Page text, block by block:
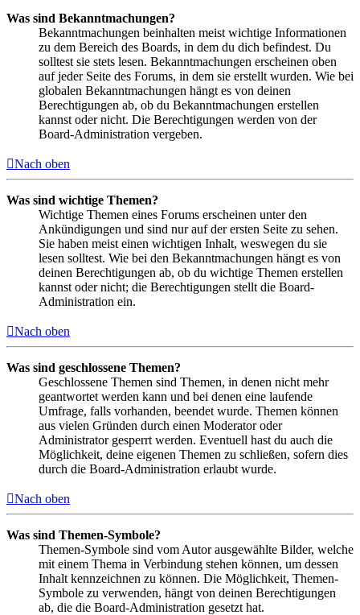
Was sind Bekanntmachungen?
Bekanntmachungen beinhalten meist wichtige Informationen
zu dem Bereich des Boards, in dem du dich befindest. Du
solltest sie stets lesen. Bekanntmachungen erscheinen oben
auf jeder Seite des Forums, in dem sie erstellt wurden. Wie bei
globalen Bekanntmachungen hängt es von deinen
Berechtigungen ab, ob du Bekanntmachungen erstellen
kannst oder nicht. Die Berechtigungen werden von der
Board-Administration vergeben.
Nach oben
Was sind wichtige Themen?
Wichtige Themen eines Forums erscheinen unter den
Ankündigungen und sind nur auf der ersten Seite zu sehen.
Sie haben meist einen wichtigen Inhalt, weswegen du sie
lesen solltest. Wie bei den Bekanntmachungen hängt es von
deinen Berechtigungen ab, ob du wichtige Themen erstellen
kannst oder nicht; die Berechtigungen stellt die Board-
Administration ein.
Nach oben
Was sind geschlossene Themen?
Geschlossene Themen sind Themen, in denen nicht mehr
geantwortet werden kann und bei denen eine laufende
Umfrage, falls vorhanden, beendet wurde. Themen können
aus vielen Gründen durch einen Moderator oder
Administrator gesperrt werden. Eventuell hast du auch die
Möglichkeit, deine eigenen Themen zu schließen, sofern dies
durch die Board-Administration erlaubt wurde.
Nach oben
Was sind Themen-Symbole?
Themen-Symbole sind vom Autor ausgewählte Bilder, welche
mit einem Thema in Verbindung stehen können, um dessen
Inhalt kennzeichnen zu können. Die Möglichkeit, Themen-
Symbole zu verwenden, hängt von deinen Berechtigungen
ab, die die Board-Administration gesetzt hat.